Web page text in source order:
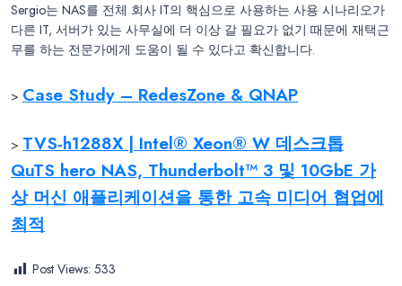
Sergio는 NAS를 전체 회사 IT의 핵심으로 사용하는 사용 시나리오가
다른 IT, 서버가 있는 사무실에 더 이상 갈 필요가 없기 때문에 재택근
무를 하는 전문가에게 도움이 될 수 있다고 확신합니다.
> Case Study – RedesZone & QNAP
> TVS-h1288X | Intel® Xeon® W 데스크톱
QuTS hero NAS, Thunderbolt™ 3 및 10GbE 가
상 머신 애플리케이션을 통한 고속 미디어 협업에
최적
Post Views: 533